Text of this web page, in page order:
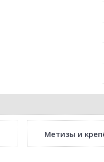
Метизы и